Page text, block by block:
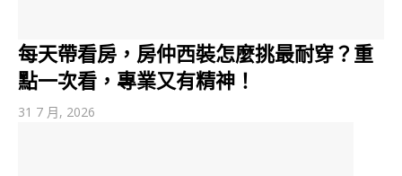
每天帶看房，房仲西裝怎麼挑最耐穿？重
點一次看，專業又有精神！
31 7 月, 2026